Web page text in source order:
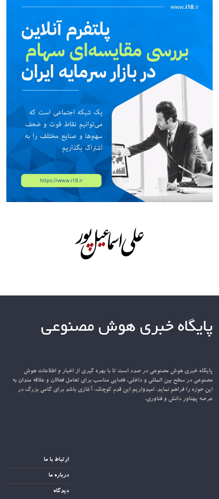
پایگاه خبری هوش مصنوعی
پایگاه خبری هوش مصنوعی در صدد است تا با بهره گیری از اخبار و اطلاعات هوش
مصنوعی در سطح بین المللی و داخلی، فضایی مناسب برای تعامل فعالان و علاقه مندان به
این حوزه را فراهم نماید. امیدواریم این قدم کوچک، آغازی باشد برای گامی بزرگ در
عرصه پهناور دانش و فناوری.
ارتباط با ما
درباره ما
دیدگاه